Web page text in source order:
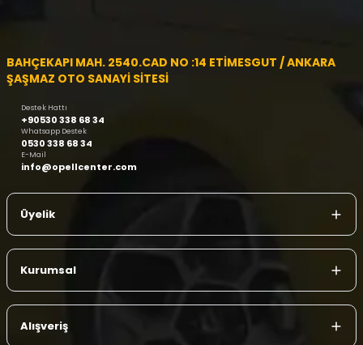
BAHÇEKAPI MAH. 2540.CAD NO :14 ETİMESGUT / ANKARA
ŞAŞMAZ OTO SANAYİ SİTESİ
Destek Hattı
+90530 338 68 34
Whatsapp Destek
0530 338 68 34
E-Mail
info@opellcenter.com
Üyelik
Kurumsal
Alışveriş